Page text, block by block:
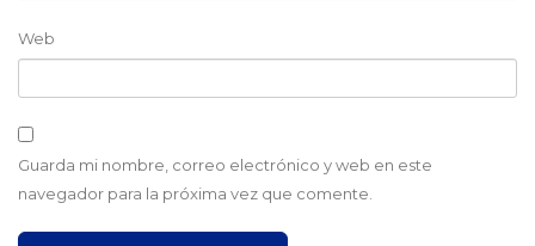
Web
Guarda mi nombre, correo electrónico y web en este
navegador para la próxima vez que comente.